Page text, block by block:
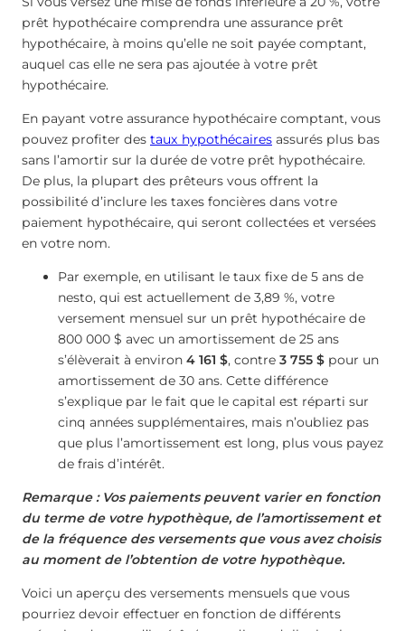
prêt hypothécaire comprendra une assurance prêt
hypothécaire, à moins qu’elle ne soit payée comptant,
auquel cas elle ne sera pas ajoutée à votre prêt
hypothécaire.
En payant votre assurance hypothécaire comptant, vous
pouvez profiter des taux hypothécaires assurés plus bas
sans l’amortir sur la durée de votre prêt hypothécaire.
De plus, la plupart des prêteurs vous offrent la
possibilité d’inclure les taxes foncières dans votre
paiement hypothécaire, qui seront collectées et versées
en votre nom.
Par exemple, en utilisant le taux fixe de 5 ans de
nesto, qui est actuellement de 3,89 %, votre
versement mensuel sur un prêt hypothécaire de
800 000 $ avec un amortissement de 25 ans
s’élèverait à environ 4 161 $, contre 3 755 $ pour un
amortissement de 30 ans. Cette différence
s’explique par le fait que le capital est réparti sur
cinq années supplémentaires, mais n’oubliez pas
que plus l’amortissement est long, plus vous payez
de frais d’intérêt.
Remarque : Vos paiements peuvent varier en fonction
du terme de votre hypothèque, de l’amortissement et
de la fréquence des versements que vous avez choisis
au moment de l’obtention de votre hypothèque.
Voici un aperçu des versements mensuels que vous
pourriez devoir effectuer en fonction de différents